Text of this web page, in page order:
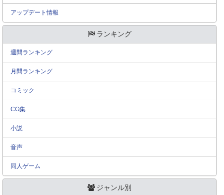
アップデート情報
ランキング
週間ランキング
月間ランキング
コミック
CG集
小説
音声
同人ゲーム
ジャンル別